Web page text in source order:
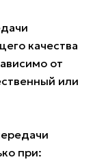
качества
от
или
при: